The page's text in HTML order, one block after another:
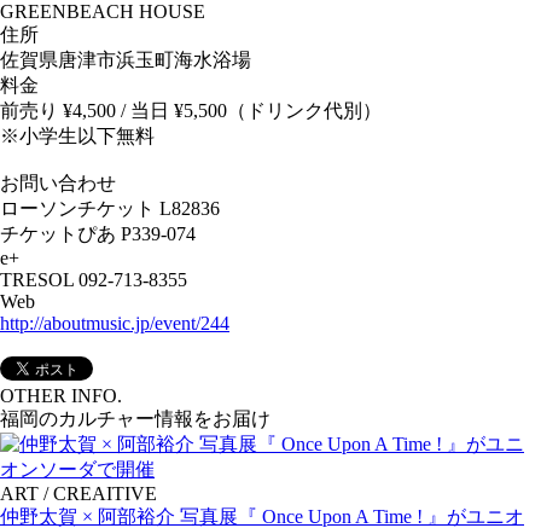
GREENBEACH HOUSE
住所
佐賀県唐津市浜玉町海水浴場
料金
前売り ¥4,500 / 当日 ¥5,500（ドリンク代別）
※小学生以下無料
お問い合わせ
ローソンチケット L82836
チケットぴあ P339-074
e+
TRESOL 092-713-8355
Web
http://aboutmusic.jp/event/244
OTHER INFO.
福岡のカルチャー情報をお届け
ART / CREAITIVE
仲野太賀 × 阿部裕介 写真展『 Once Upon A Time ! 』がユニオ